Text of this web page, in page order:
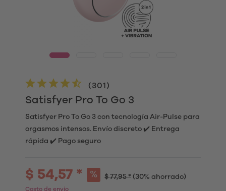
Satisfyer Pro To Go 3
(301 )
Satisfyer Pro To Go 3 con tecnología Air-Pulse para
orgasmos intensos. Envío discreto ✔️ Entrega
rápida ✔️ Pago seguro
$ 54,57 * $ 77,95 * (30% ahorrado)
Costo de envio